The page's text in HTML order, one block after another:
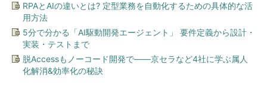
RPAとAIの違いとは? 定型業務を自動化するための具体的な活
用方法
5分で分かる「AI駆動開発エージェント」 要件定義から設計・
実装・テストまで
脱Accessもノーコード開発で――京セラなど4社に学ぶ属人
化解消&効率化の秘訣